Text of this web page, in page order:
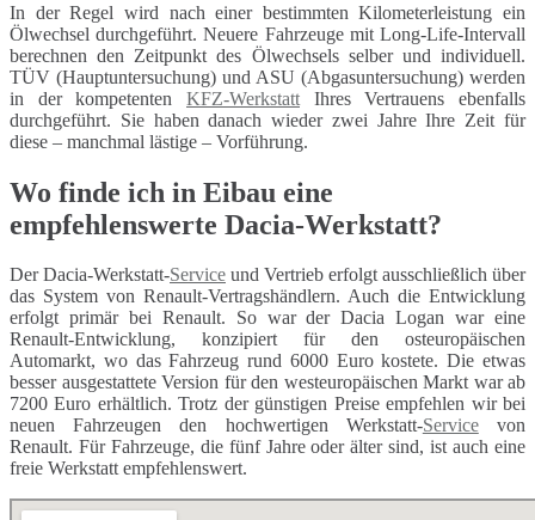
In der Regel wird nach einer bestimmten Kilometerleistung ein
Ölwechsel durchgeführt. Neuere Fahrzeuge mit Long-Life-Intervall
berechnen den Zeitpunkt des Ölwechsels selber und individuell.
TÜV (Hauptuntersuchung) und ASU (Abgasuntersuchung) werden
in der kompetenten KFZ-Werkstatt Ihres Vertrauens ebenfalls
durchgeführt. Sie haben danach wieder zwei Jahre Ihre Zeit für
diese – manchmal lästige – Vorführung.
Wo finde ich in Eibau eine
empfehlenswerte Dacia-Werkstatt?
Der Dacia-Werkstatt-Service und Vertrieb erfolgt ausschließlich über
das System von Renault-Vertragshändlern. Auch die Entwicklung
erfolgt primär bei Renault. So war der Dacia Logan war eine
Renault-Entwicklung, konzipiert für den osteuropäischen
Automarkt, wo das Fahrzeug rund 6000 Euro kostete. Die etwas
besser ausgestattete Version für den westeuropäischen Markt war ab
7200 Euro erhältlich. Trotz der günstigen Preise empfehlen wir bei
neuen Fahrzeugen den hochwertigen Werkstatt-Servicevon
Renault. Für Fahrzeuge, die fünf Jahre oder älter sind, ist auch eine
freie Werkstatt empfehlenswert.